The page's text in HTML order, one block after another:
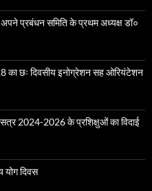
प्रबंधन समिति के प्रथम अध्यक्ष डॉ०
का छः दिवसीय इनोग्रेशन सह ओरियंटेशन
2024-2026 के प्रशिक्षुओं का विदाई
योग दिवस